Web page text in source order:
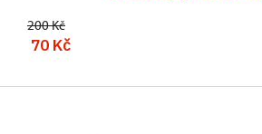
200 Kč
70 Kč